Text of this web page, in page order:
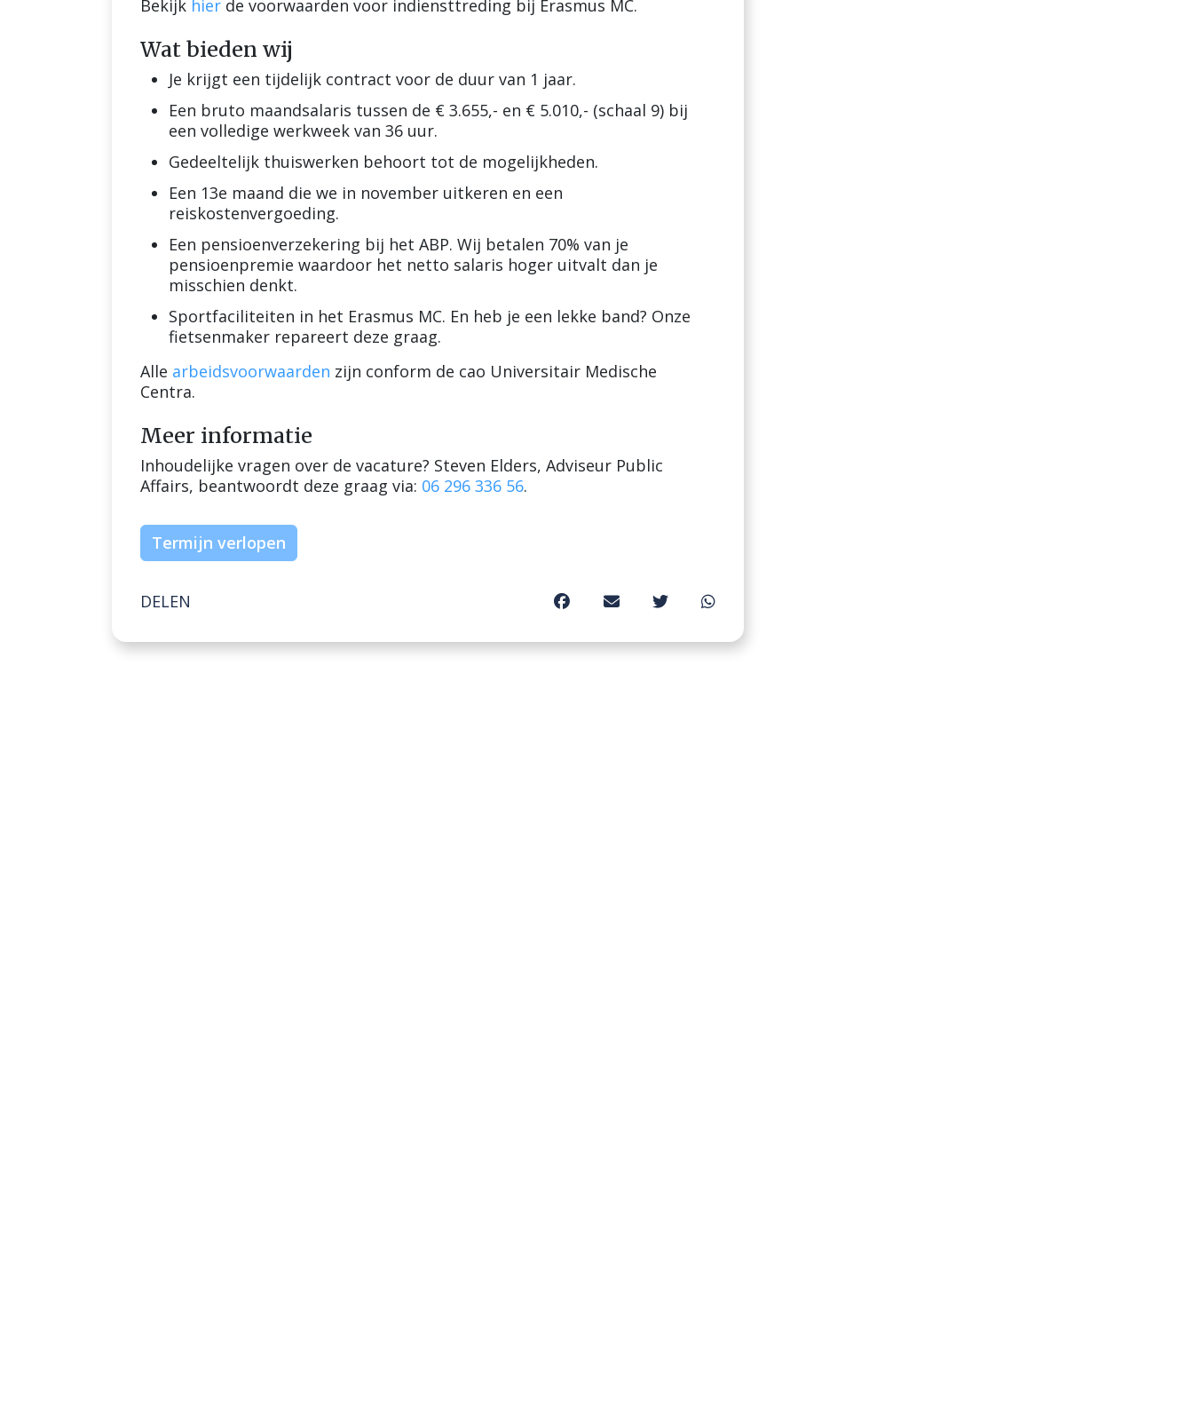
Bekijk hier de voorwaarden voor indiensttreding bij Erasmus MC.
Wat bieden wij
Je krijgt een tijdelijk contract voor de duur van 1 jaar.
Een bruto maandsalaris tussen de € 3.655,- en € 5.010,- (schaal 9) bij
een volledige werkweek van 36 uur.
Gedeeltelijk thuiswerken behoort tot de mogelijkheden.
Een 13e maand die we in november uitkeren en een
reiskostenvergoeding.
Een pensioenverzekering bij het ABP. Wij betalen 70% van je
pensioenpremie waardoor het netto salaris hoger uitvalt dan je
misschien denkt.
Sportfaciliteiten in het Erasmus MC. En heb je een lekke band? Onze
fietsenmaker repareert deze graag.
Alle arbeidsvoorwaarden zijn conform de cao Universitair Medische
Centra.
Meer informatie
Inhoudelijke vragen over de vacature? Steven Elders, Adviseur Public
Affairs, beantwoordt deze graag via: 06 296 336 56.
Termijn verlopen
DELEN